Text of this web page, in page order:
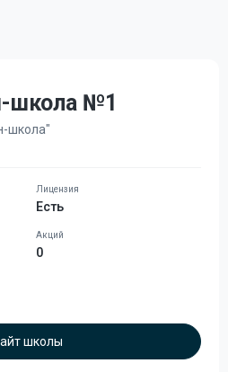
школа №1
школа"
Есть
0
школы